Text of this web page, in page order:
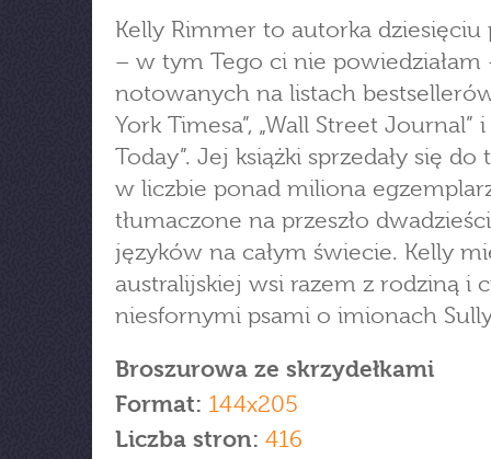
Kelly Rimmer to autorka dziesięciu
– w tym Tego ci nie powiedziałam
notowanych na listach
York Timesa”, „Wall Street Journal” i
Today”. Jej książki sprzedały się do
w liczbie ponad miliona
tłumaczone na przeszło
języków na całym świecie. Kelly
australijskiej wsi razem z rodziną i
niesfornymi psami o imionach
Broszurowa ze skrzydełkami
Format: 144x205
Liczba stron: 416